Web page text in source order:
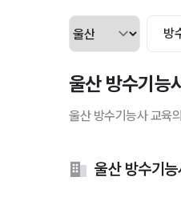
방
울산 방수기능
울산 방수기능사 교육
울산 방수기